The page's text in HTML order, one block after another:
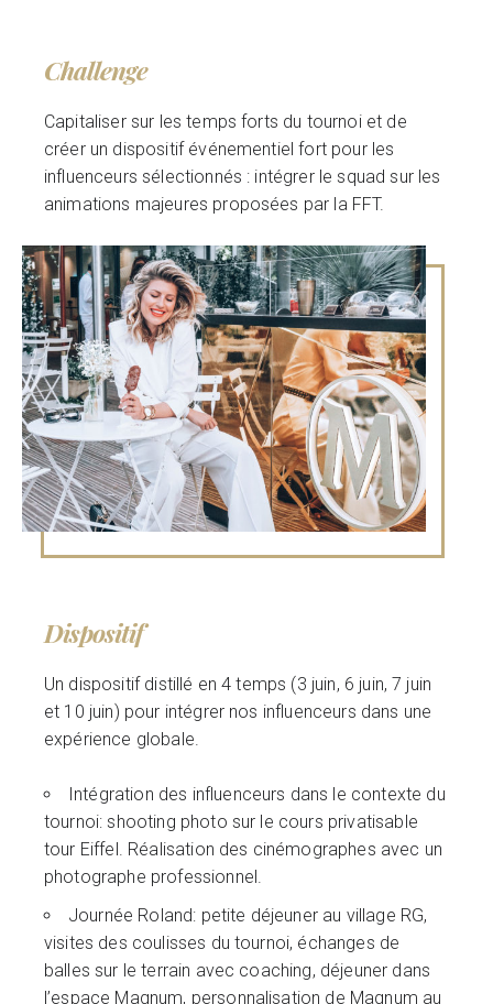
Challenge
Capitaliser sur les temps forts du tournoi et de
créer un dispositif événementiel fort pour les
influenceurs sélectionnés : intégrer le squad sur les
animations majeures proposées par la FFT.
Dispositif
Un dispositif distillé en 4 temps (3 juin, 6 juin, 7 juin
et 10 juin) pour intégrer nos influenceurs dans une
expérience globale.
Intégration des influenceurs dans le contexte du
tournoi: shooting photo sur le cours privatisable
tour Eiffel. Réalisation des cinémographes avec un
photographe professionnel.
Journée Roland: petite déjeuner au village RG,
visites des coulisses du tournoi, échanges de
balles sur le terrain avec coaching, déjeuner dans
l’espace Magnum, personnalisation de Magnum au